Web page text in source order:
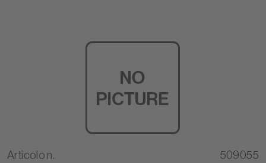
Articolo n. 509055